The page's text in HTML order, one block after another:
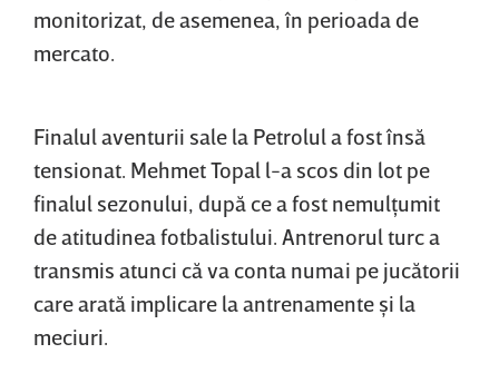
monitorizat, de asemenea, în perioada de
mercato.
Finalul aventurii sale la Petrolul a fost însă
tensionat. Mehmet Topal l-a scos din lot pe
finalul sezonului, după ce a fost nemulţumit
de atitudinea fotbalistului. Antrenorul turc a
transmis atunci că va conta numai pe jucătorii
care arată implicare la antrenamente şi la
meciuri.